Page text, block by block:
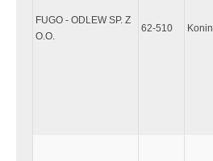
FUGO - ODLEW SP. Z
O.O.
62-510 Konin